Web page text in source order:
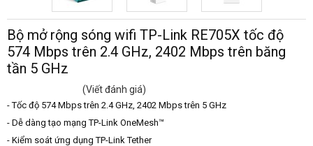
Bộ mở rộng sóng wifi TP-Link RE705X tốc độ
574 Mbps trên 2.4 GHz, 2402 Mbps trên băng
tần 5 GHz
(Viết đánh giá)
- Tốc độ 574 Mbps trên 2.4 GHz, 2402 Mbps trên 5 GHz
- Dễ dàng tạo mạng TP-Link OneMesh™
- Kiểm soát ứng dụng TP-Link Tether